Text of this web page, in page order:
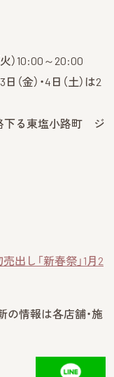
火）10:00～20:00
金）・4日（土）は2
下る東塩小路町 ジ
出し「新春祭」1月2
の情報は各店舗・施